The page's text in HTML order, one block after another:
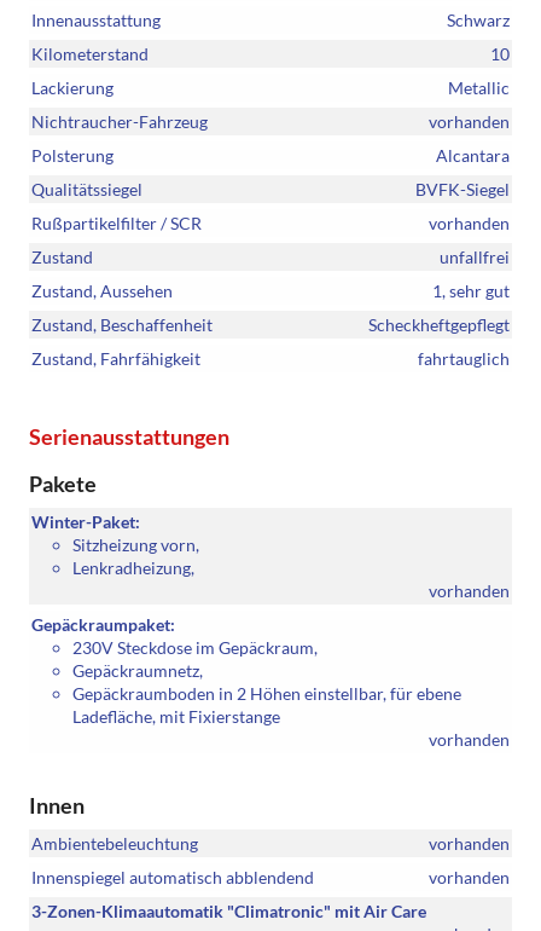
Innenausstattung
Schwarz
Kilometerstand
10
Lackierung
Metallic
Nichtraucher-Fahrzeug
vorhanden
Polsterung
Alcantara
Qualitätssiegel
BVFK-Siegel
Rußpartikelfilter / SCR
vorhanden
Zustand
unfallfrei
Zustand, Aussehen
1, sehr gut
Zustand, Beschaffenheit
Scheckheftgepflegt
Zustand, Fahrfähigkeit
fahrtauglich
Serienausstattungen
Pakete
Winter-Paket:
Sitzheizung vorn,
Lenkradheizung,
vorhanden
Gepäckraumpaket:
230V Steckdose im Gepäckraum,
Gepäckraumnetz,
Gepäckraumboden in 2 Höhen einstellbar, für ebene
Ladefläche, mit Fixierstange
vorhanden
Innen
Ambientebeleuchtung
vorhanden
Innenspiegel automatisch abblendend
vorhanden
3-Zonen-Klimaautomatik "Climatronic" mit Air Care